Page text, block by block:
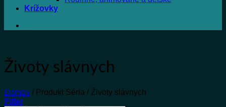
Krížovky
Životy slávnych
Domov / Produkt Séria / Životy slávnych
Filter